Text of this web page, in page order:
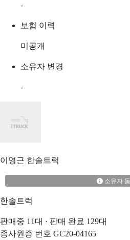
-
보험 이력
미공개
소유자 변경
-
이영근 한솔트럭
소유자
한솔트럭
판매중 11대 · 판매 완료 129대
종사원증 번호 GC20-04165